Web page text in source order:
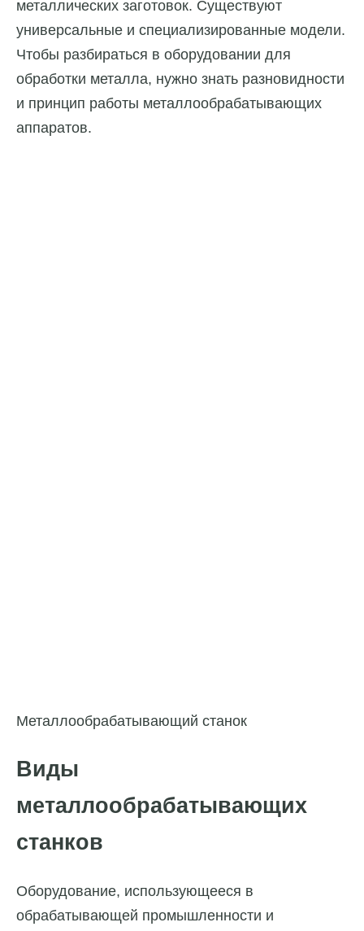
металлических заготовок. Существуют
универсальные и специализированные модели.
Чтобы разбираться в оборудовании для
обработки металла, нужно знать разновидности
и принцип работы металлообрабатывающих
аппаратов.
Металлообрабатывающий станок
Виды
металлообрабатывающих
станков
Оборудование, использующееся в
обрабатывающей промышленности и